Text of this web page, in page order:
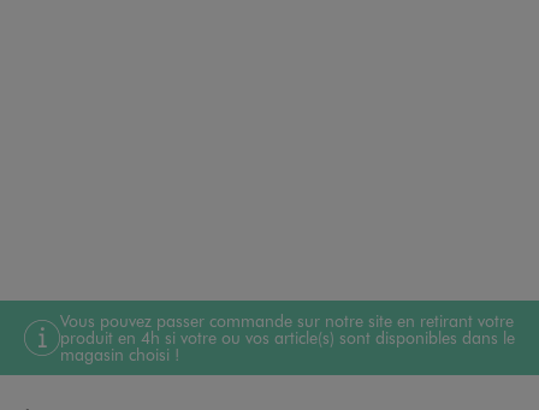
Vous pouvez passer commande sur notre site en retirant votre
produit en 4h si votre ou vos article(s) sont disponibles dans le
magasin choisi !